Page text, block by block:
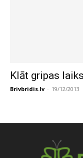
Klāt gripas
Brivbridis.lv - 19/12/2013